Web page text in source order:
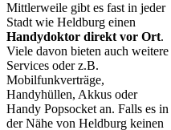
Mittlerweile gibt es fast in jeder
Stadt wie Heldburg einen
Handydoktor direkt vor Ort.
Viele davon bieten auch weitere
Services oder z.B.
Mobilfunkverträge,
Handyhüllen, Akkus oder
Handy Popsocket an. Falls es in
der Nähe von Heldburg keinen